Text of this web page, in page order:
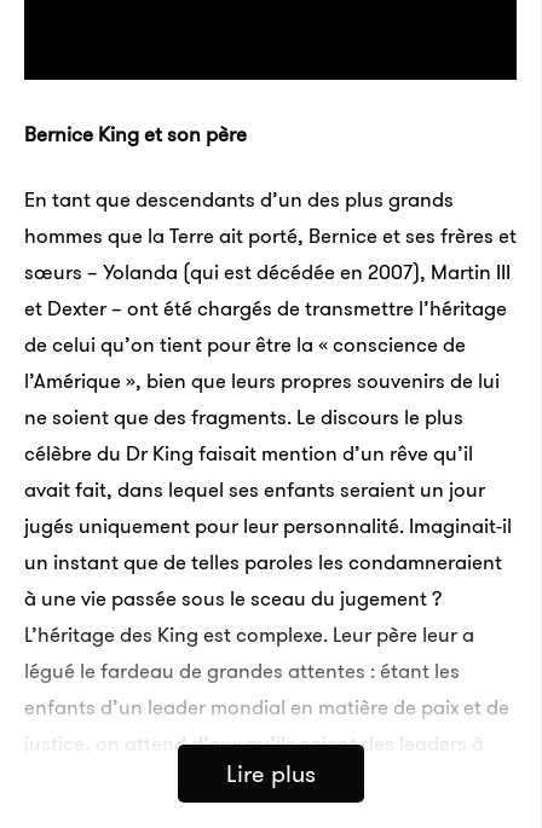
Bernice King et son père
En tant que descendants d’un des plus grands
hommes que la Terre ait porté, Bernice et ses frères et
sœurs – Yolanda (qui est décédée en 2007), Martin III
et Dexter – ont été chargés de transmettre l’héritage
de celui qu’on tient pour être la « conscience de
l’Amérique », bien que leurs propres souvenirs de lui
ne soient que des fragments. Le discours le plus
célèbre du Dr King faisait mention d’un rêve qu’il
avait fait, dans lequel ses enfants seraient un jour
jugés uniquement pour leur personnalité. Imaginait-il
un instant que de telles paroles les condamneraient
à une vie passée sous le sceau du jugement ?
L’héritage des King est complexe. Leur père leur a
légué le fardeau de grandes attentes : étant les
enfants d’un leader mondial en matière de paix et de
justice, on attend d’eux qu’ils soient des leaders à
leur tour, tout comme les jeunes princes sont
Lire plus